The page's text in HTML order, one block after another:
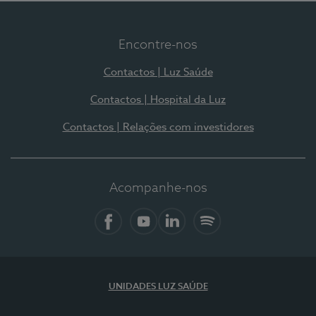
Encontre-nos
Contactos | Luz Saúde
Contactos | Hospital da Luz
Contactos | Relações com investidores
Acompanhe-nos
UNIDADES LUZ SAÚDE